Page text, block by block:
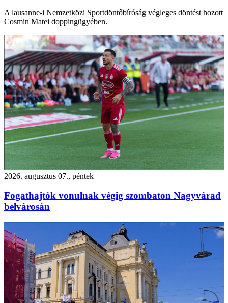
A lausanne-i Nemzetközi Sportdöntőbíróság végleges döntést hozott
Cosmin Matei doppingügyében.
2026. augusztus 07., péntek
Fogathajtók vonulnak végig szombaton Nagyvárad
belvárosán